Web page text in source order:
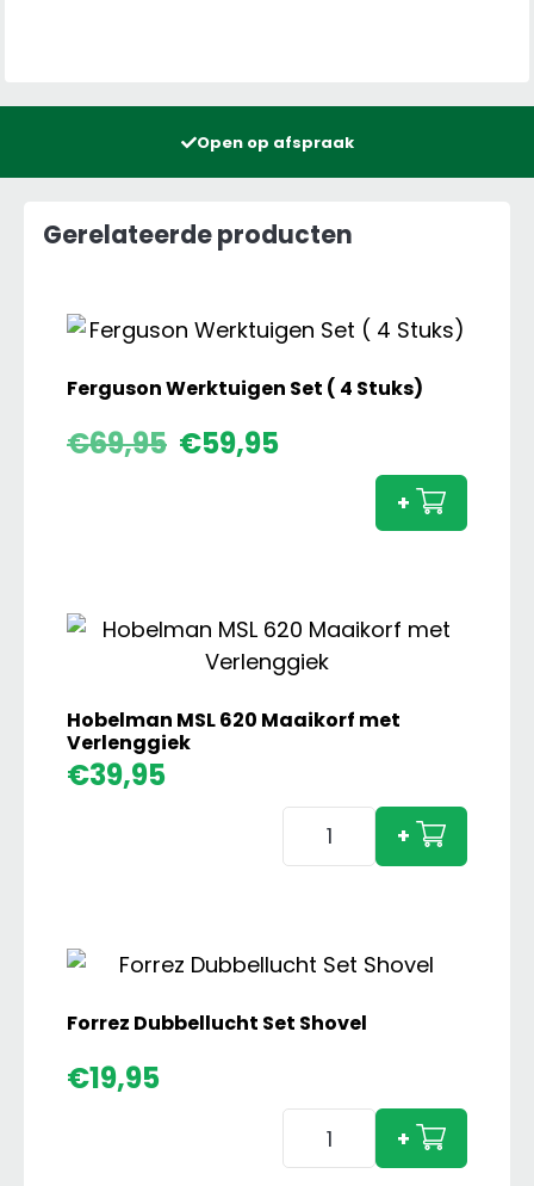
Open op afspraak
Gerelateerde producten
Ferguson Werktuigen Set ( 4 Stuks)
€69,95
Oorspronkelijke
€59,95
Huidige
(
+
Hobelman MSL 620 Maaikorf met
Verlenggiek
€39,95
Hobelman
met
Verlenggiek
aantal
+
Forrez Dubbellucht Set Shovel
€19,95
Forrez
Dubbellucht
+